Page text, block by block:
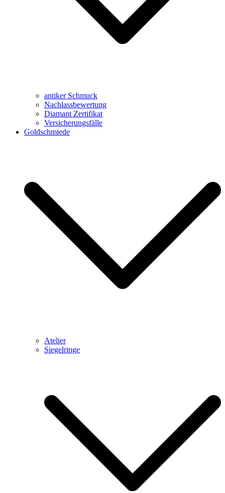
antiker Schmuck
Nachlassbewertung
Diamant Zertifikat
Versicherungsfälle
Goldschmiede
Atelier
Siegelringe